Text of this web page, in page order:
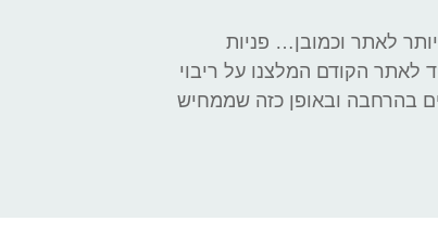
לאתר וכמובן… פניות
לאתר הקודם המלצנו על ריבוי
בהרחבה ובאופן כזה שממחיש